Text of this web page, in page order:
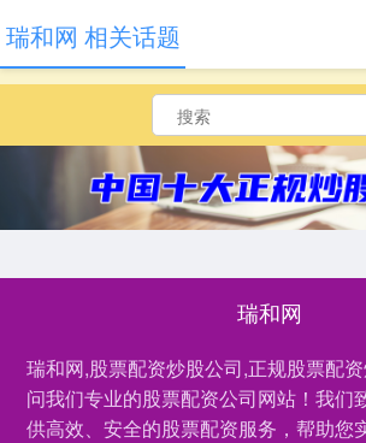
瑞和网
瑞和网,股票配资炒股公司,正规股票配
问我们专业的股票配资公司网站！我们
供高效、安全的股票配资服务，帮助您
瑞和网 相关话题